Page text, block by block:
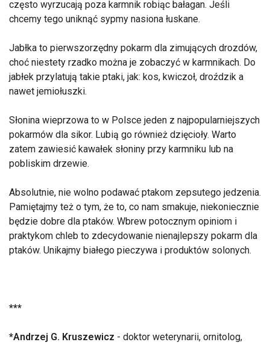
często wyrzucają poza karmnik robiąc bałagan. Jeśli
chcemy tego uniknąć sypmy nasiona łuskane.
Jabłka to pierwszorzędny pokarm dla zimujących drozdów,
choć niestety rzadko można je zobaczyć w karmnikach. Do
jabłek przylatują takie ptaki, jak: kos, kwiczoł, droździk a
nawet jemiołuszki.
Słonina wieprzowa to w Polsce jeden z najpopularniejszych
pokarmów dla sikor. Lubią go również dzięcioły. Warto
zatem zawiesić kawałek słoniny przy karmniku lub na
pobliskim drzewie.
Absolutnie, nie wolno podawać ptakom zepsutego jedzenia.
Pamiętajmy też o tym, że to, co nam smakuje, niekoniecznie
będzie dobre dla ptaków. Wbrew potocznym opiniom i
praktykom chleb to zdecydowanie nienajlepszy pokarm dla
ptaków. Unikajmy białego pieczywa i produktów solonych.
***
*Andrzej G. Kruszewicz - doktor weterynarii, ornitolog,